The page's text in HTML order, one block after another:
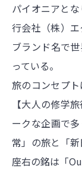
パイオニアと
行会社（株）
ブランド名で
っている。
旅のコンセプ
【大人の修学
ークな企画で
常」の旅と「
座右の銘は「